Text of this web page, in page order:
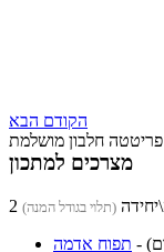
הקודם הבא
פריטטה חלבון מושלמת
מצרכים למתכון
(תלוי בגודל המנה)
תפוח אדמה -